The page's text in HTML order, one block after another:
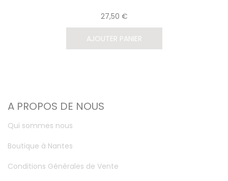
27,50 €
AJOUTER PANIER
A PROPOS DE NOUS
Qui sommes nous
Boutique à Nantes
Conditions Générales de Vente